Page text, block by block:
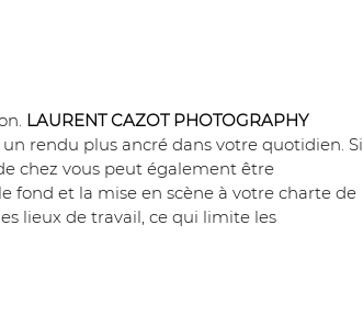
LAURENT CAZOT PHOTOGRAPHY
rendu plus ancré dans votre quotidien. Si
chez vous peut également être
fond et la mise en scène à votre charte de
lieux de travail, ce qui limite les